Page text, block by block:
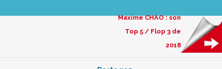
Maxime CHAO : son
Top 5 / Flop 3 de
2018